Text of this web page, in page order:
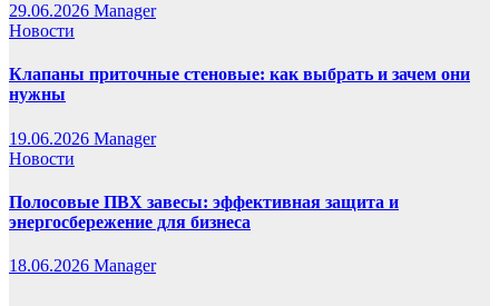
29.06.2026 Manager
Новости
Клапаны приточные стеновые: как выбрать и зачем они
нужны
19.06.2026 Manager
Новости
Полосовые ПВХ завесы: эффективная защита и
энергосбережение для бизнеса
18.06.2026 Manager